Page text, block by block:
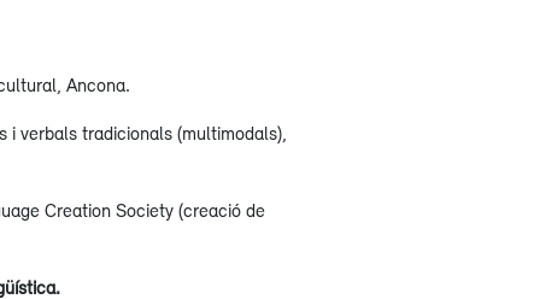
Ancona.
i verbals tradicionals (multimodals),
Creation Society (creació de